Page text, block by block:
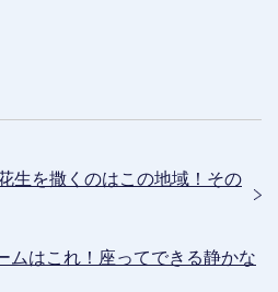
生を撒くのはこの地域！その
ムはこれ！座ってできる静かな